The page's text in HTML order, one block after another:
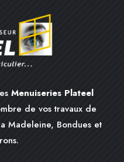
Menuiseries Plateel
de vos travaux de
Madeleine, Bondues et